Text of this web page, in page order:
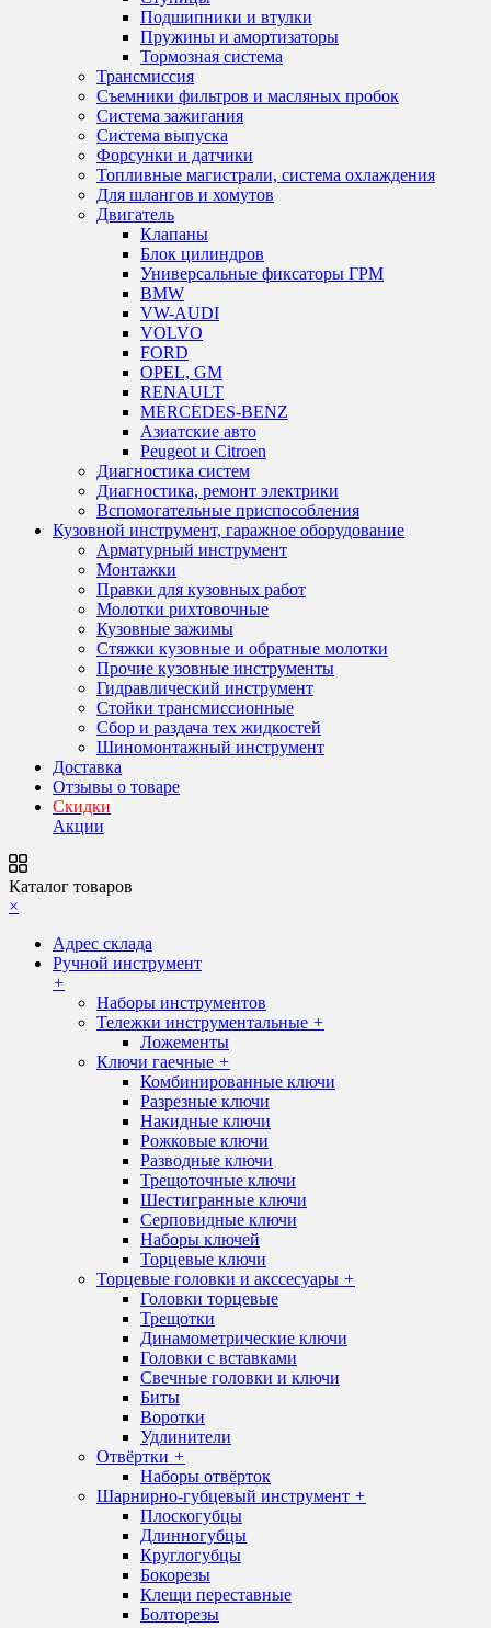
Подшипники и втулки
Пружины и амортизаторы
Тормозная система
Трансмиссия
Съемники фильтров и масляных пробок
Система зажигания
Система выпуска
Форсунки и датчики
Топливные магистрали, система охлаждения
Для шлангов и хомутов
Двигатель
Клапаны
Блок цилиндров
Универсальные фиксаторы ГРМ
BMW
VW-AUDI
VOLVO
FORD
OPEL, GM
RENAULT
MERCEDES-BENZ
Азиатские авто
Peugeot и Citroen
Диагностика систем
Диагностика, ремонт электрики
Вспомогательные приспособления
Кузовной инструмент, гаражное оборудование
Арматурный инструмент
Монтажки
Правки для кузовных работ
Молотки рихтовочные
Кузовные зажимы
Стяжки кузовные и обратные молотки
Прочие кузовные инструменты
Гидравлический инструмент
Стойки трансмиссионные
Сбор и раздача тех жидкостей
Шиномонтажный инструмент
Доставка
Отзывы о товаре
Скидки
Акции
Каталог товаров
×
Адрес склада
Ручной инструмент
+
Наборы инструментов
Тележки инструментальные +
Ложементы
Ключи гаечные +
Комбинированные ключи
Разрезные ключи
Накидные ключи
Рожковые ключи
Разводные ключи
Трещоточные ключи
Шестигранные ключи
Серповидные ключи
Наборы ключей
Торцевые ключи
Торцевые головки и акссесуары +
Головки торцевые
Трещотки
Динамометрические ключи
Головки с вставками
Свечные головки и ключи
Биты
Воротки
Удлинители
Отвёртки +
Наборы отвёрток
Шарнирно-губцевый инструмент +
Плоскогубцы
Длинногубцы
Круглогубцы
Бокорезы
Клещи переставные
Болторезы